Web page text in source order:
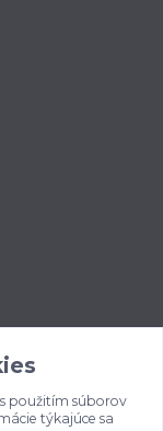
použitím súborov
týkajúce sa